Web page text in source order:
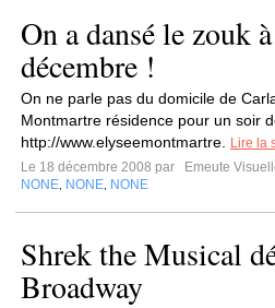
On a dansé le zouk
décembre !
On ne parle pas du domicile de
Montmartre résidence pour un soir
http://www.elyseemontmartre.
Lire la
Le 18 décembre 2008 par
Emeute
NONE NONE NONE
Shrek the Musical
Broadway